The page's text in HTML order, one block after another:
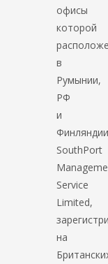
офисы
которой
в
Румынии,
РФ
и
SouthPort
Service
Limited,
на